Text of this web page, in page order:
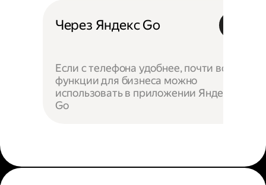
Через Яндекс Go
Если с телефона удобнее, почти все
функции для бизнеса можно
использовать в приложении Яндекс
Go